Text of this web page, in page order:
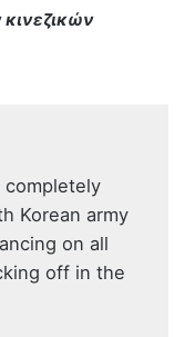
completely
Korean army
on all
off in the